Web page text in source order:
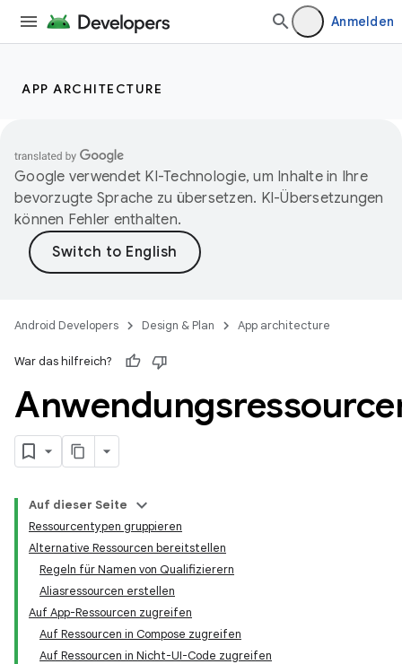
Anmelden
APP ARCHITECTURE
Google verwendet KI-Technologie, um Inhalte in Ihre
bevorzugte Sprache zu übersetzen. KI-Übersetzungen
können Fehler enthalten.
Android Developers Design & Plan App architecture
War das hilfreich?
Auf dieser Seite
Ressourcentypen gruppieren
Alternative Ressourcen bereitstellen
Regeln für Namen von Qualifizierern
Aliasressourcen erstellen
Auf App-Ressourcen zugreifen
Auf Ressourcen in Compose zugreifen
Auf Ressourcen in Nicht-UI-Code zugreifen